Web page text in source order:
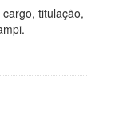
titulação,